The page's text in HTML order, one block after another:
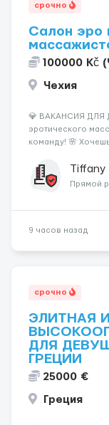
срочно
Салон эро
100000 Kč
Чехия
💎 ВАКАНСИЯ ДЛЯ
эротического
команду! 🌸
Тогда мы ждём
Доход от 4 000 €...
Tiffany
Прямой
9 часов назад
срочно
ЭЛИТНАЯ И
ДЛЯ
ГРЕЦИИ
25000 €
Греция